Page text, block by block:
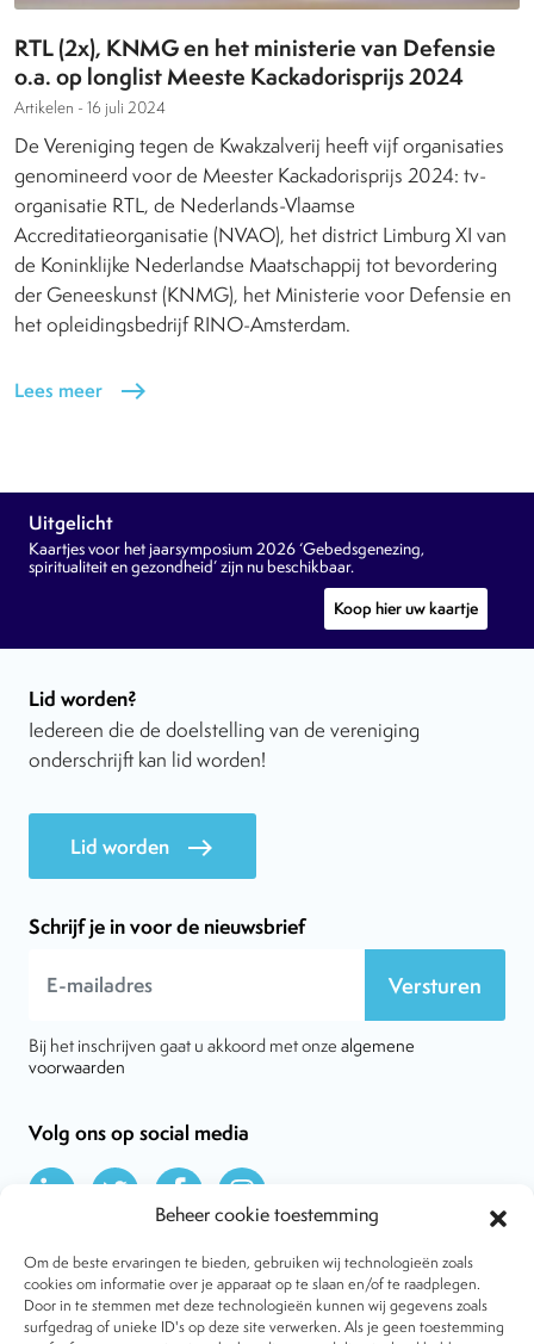
Beheer cookie toestemming
Om de beste ervaringen te bieden, gebruiken wij technologieën zoals
cookies om informatie over je apparaat op te slaan en/of te raadplegen.
Door in te stemmen met deze technologieën kunnen wij gegevens zoals
surfgedrag of unieke ID's op deze site verwerken. Als je geen toestemming
RTL (2x), KNMG en het ministerie van Defensie
o.a. op longlist Meeste Kackadorisprijs 2024
Artikelen - 16 juli 2024
De Vereniging tegen de Kwakzalverij heeft vijf organisaties
genomineerd voor de Meester Kackadorisprijs 2024: tv-
organisatie RTL, de Nederlands-Vlaamse
Accreditatieorganisatie (NVAO), het district Limburg XI van
de Koninklijke Nederlandse Maatschappij tot bevordering
der Geneeskunst (KNMG), het Ministerie voor Defensie en
het opleidingsbedrijf RINO-Amsterdam.
Lees meer east
Uitgelicht
Kaartjes voor het jaarsymposium 2026 ‘Gebedsgenezing,
spiritualiteit en gezondheid’ zijn nu beschikbaar.
Koop hier uw kaartje
Lid worden?
Iedereen die de doelstelling van de vereniging
onderschrijft kan lid worden!
Lid worden east
Schrijf je in voor de nieuwsbrief
Versturen
Bij het inschrijven gaat u akkoord met onze algemene
voorwaarden
Volg ons op social media
Over VtdK
Contact